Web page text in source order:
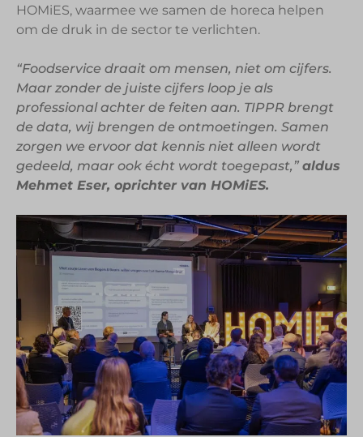
HOMiES, waarmee we samen de horeca helpen
om de druk in de sector te verlichten.
“Foodservice draait om mensen, niet om cijfers.
Maar zonder de juiste cijfers loop je als
professional achter de feiten aan. TIPPR brengt
de data, wij brengen de ontmoetingen. Samen
zorgen we ervoor dat kennis niet alleen wordt
gedeeld, maar ook écht wordt toegepast,” aldus
Mehmet Eser, oprichter van HOMiES.